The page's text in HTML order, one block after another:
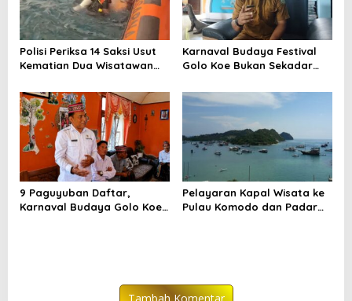
Polisi Periksa 14 Saksi Usut
Kematian Dua Wisatawan
Karnaval Budaya Festival
Golo Koe Bukan Sekadar
Bersama
9 Paguyuban Daftar,
Karnaval Budaya Golo Koe
Pelayaran Kapal Wisata ke
Pulau Komodo dan Padar